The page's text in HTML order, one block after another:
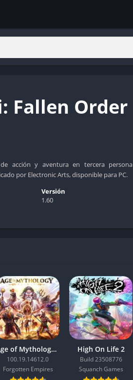
Fallen Order
acción y aventura en tercera persona
por Electronic Arts, disponible para PC.
Versión
1.60
Age of Mythology: Retold
100.19.14612.0
Forgotten Empires
High On Life 2
Build 23508776
Squanch Games